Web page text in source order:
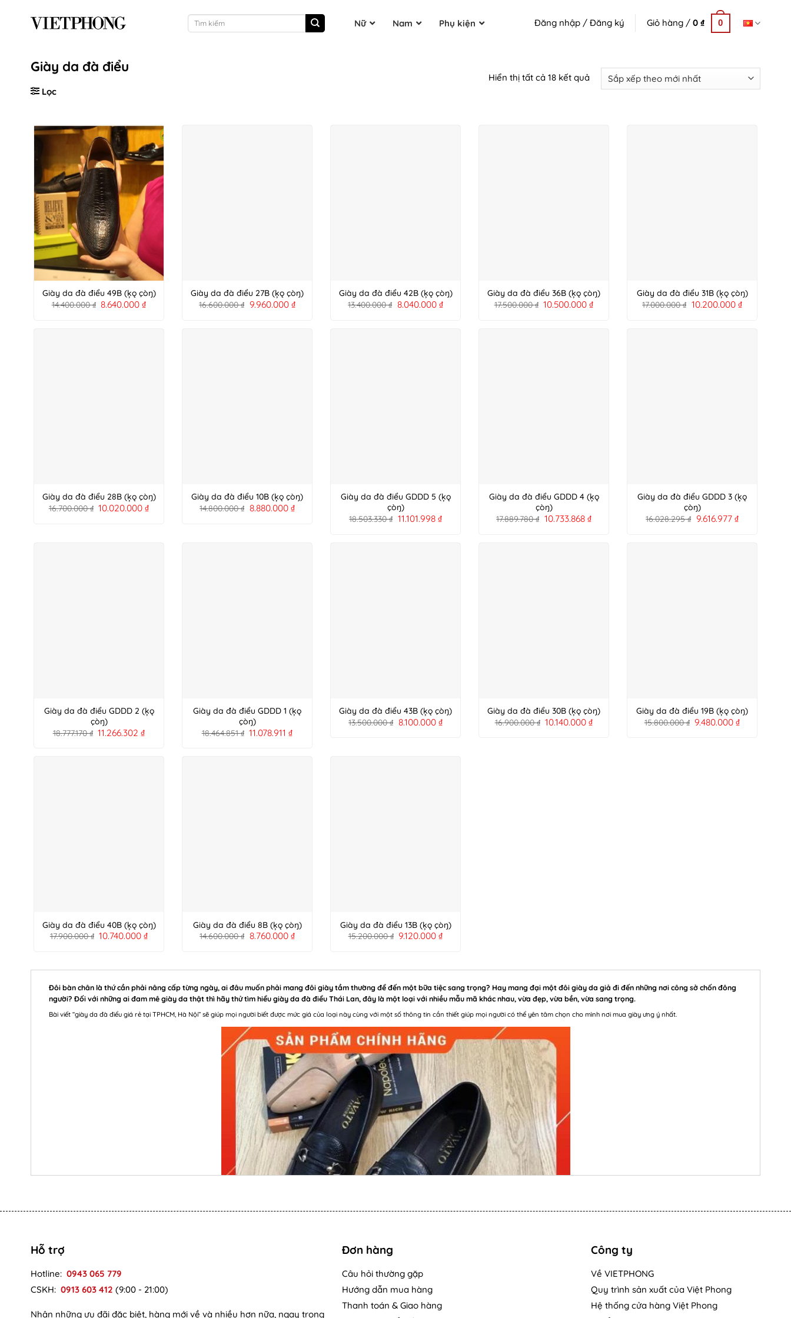
Tìm
kiếm:
Nữ Nam Phụ kiện Đăng nhập / Đăng ký Giỏ hàng / 0 ₫ 0
Giày da đà điểu
Lọc
Hiển thị tất cả 18 kết quảĐã
sắp
Giày da đà điểu 49B (ķǫ çòŋ)
14.400.000₫ 8.640.000₫
Giày da đà điểu 27B (ķǫ çòŋ)
16.600.000₫ 9.960.000 ₫
Giày da đà điểu 42B (ķǫ çòŋ)
13.400.000₫ 8.040.000 ₫
Giày da đà điểu 36B (ķǫ çòŋ)
17.500.000₫ 10.500.000₫
Giày da đà điểu 31B (ķǫ çòŋ)
17.000.000₫ 10.200.000 ₫
Giày da đà điểu 28B (ķǫ çòŋ)
16.700.000₫ 10.020.000₫
Giày da đà điểu 10B (ķǫ çòŋ)
14.800.000₫ 8.880.000 ₫
Giày da đà điểu GDDD 5 (ķǫ
çòŋ)
18.503.330₫ 11.101.998 ₫
Giày da đà điểu GDDD 4 (ķǫ
çòŋ)
17.889.780₫ 10.733.868 ₫
Giày da đà điểu GDDD 3 (ķǫ
çòŋ)
16.028.295₫ 9.616.977 ₫
Giày da đà điểu GDDD 2 (ķǫ
çòŋ)
18.777.170₫ 11.266.302₫
Giày da đà điểu GDDD 1 (ķǫ
çòŋ)
18.464.851₫ 11.078.911₫
Giày da đà điểu 43B (ķǫ çòŋ)
13.500.000₫ 8.100.000 ₫
Giày da đà điểu 30B (ķǫ çòŋ)
16.900.000₫ 10.140.000₫
Giày da đà điểu 19B (ķǫ çòŋ)
15.800.000₫ 9.480.000₫
Giày da đà điểu 40B (ķǫ çòŋ)
17.900.000₫ 10.740.000₫
Giày da đà điểu 8B (ķǫ çòŋ)
14.600.000₫ 8.760.000 ₫
Giày da đà điểu 13B (ķǫ çòŋ)
15.200.000₫ 9.120.000₫
Đôi bàn chân là thứ cần phải nâng cấp từng ngày, ai đâu muốn phải mang đôi giày tầm thường để đến một bữa tiệc sang trọng? Hay mang đại một đôi giày da giả đi đến những nơi công sở chốn đông
người? Đối với những ai đam mê giày da thật thì hãy thử tìm hiểu giày da đà điểu Thái Lan, đây là một loại với nhiều mẫu mã khác nhau, vừa đẹp, vừa bền, vừa sang trọng.
Bài viết “giày da đà điểu giá rẻ tại TPHCM, Hà Nội” sẽ giúp mọi người biết được mức giá của loại này cùng với một số thông tin cần thiết giúp mọi người có thể yên tâm chọn cho mình nơi mua giày ưng ý nhất.
Hỗ trợ
Hotline: 0943 065 779
CSKH: 0913 603 412 (9:00 - 21:00)
Nhận những ưu đãi đặc biệt, hàng mới về và nhiều hơn nữa, ngay trong
Đơn hàng
Câu hỏi thường gặp
Hướng dẫn mua hàng
Thanh toán & Giao hàng
Công ty
Về VIETPHONG
Quy trình sản xuất của Việt Phong
Hệ thống cửa hàng Việt Phong